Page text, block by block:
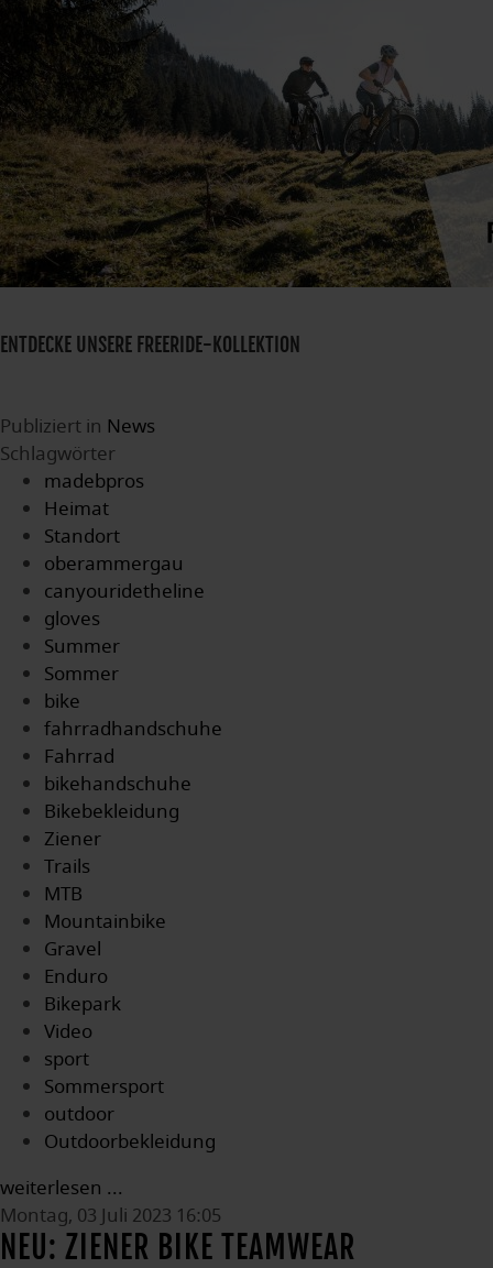
ENTDECKE UNSERE FREERIDE-KOLLEKTION
Publiziert in News
Schlagwörter
madebpros
Heimat
Standort
oberammergau
canyouridetheline
gloves
Summer
Sommer
bike
fahrradhandschuhe
Fahrrad
bikehandschuhe
Bikebekleidung
Ziener
Trails
MTB
Mountainbike
Gravel
Enduro
Bikepark
Video
sport
Sommersport
outdoor
Outdoorbekleidung
weiterlesen ...
Montag, 03 Juli 2023 16:05
NEU: ZIENER BIKE TEAMWEAR